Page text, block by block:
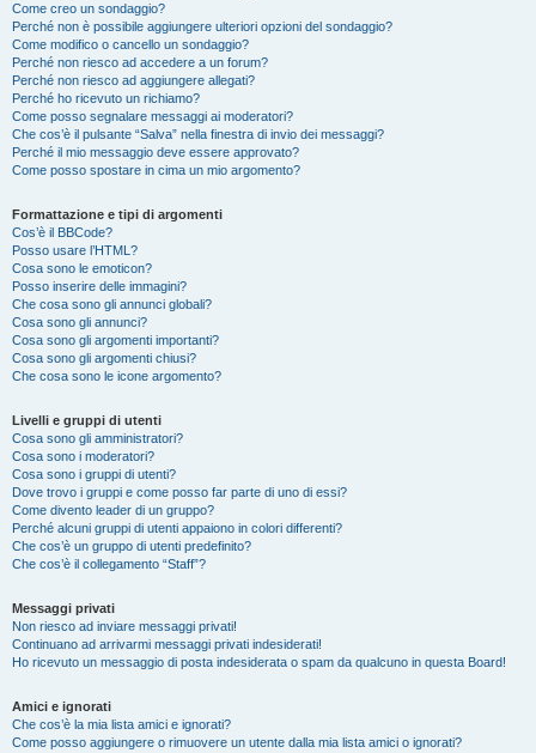
Come creo un sondaggio?
Perché non è possibile aggiungere ulteriori opzioni del sondaggio?
Come modifico o cancello un sondaggio?
Perché non riesco ad accedere a un forum?
Perché non riesco ad aggiungere allegati?
Perché ho ricevuto un richiamo?
Come posso segnalare messaggi ai moderatori?
Che cos’è il pulsante “Salva” nella finestra di invio dei messaggi?
Perché il mio messaggio deve essere approvato?
Come posso spostare in cima un mio argomento?
Formattazione e tipi di argomenti
Cos’è il BBCode?
Posso usare l’HTML?
Cosa sono le emoticon?
Posso inserire delle immagini?
Che cosa sono gli annunci globali?
Cosa sono gli annunci?
Cosa sono gli argomenti importanti?
Cosa sono gli argomenti chiusi?
Che cosa sono le icone argomento?
Livelli e gruppi di utenti
Cosa sono gli amministratori?
Cosa sono i moderatori?
Cosa sono i gruppi di utenti?
Dove trovo i gruppi e come posso far parte di uno di essi?
Come divento leader di un gruppo?
Perché alcuni gruppi di utenti appaiono in colori differenti?
Che cos’è un gruppo di utenti predefinito?
Che cos’è il collegamento “Staff”?
Messaggi privati
Non riesco ad inviare messaggi privati!
Continuano ad arrivarmi messaggi privati indesiderati!
Ho ricevuto un messaggio di posta indesiderata o spam da qualcuno in questa Board!
Amici e ignorati
Che cos’è la mia lista amici e ignorati?
Come posso aggiungere o rimuovere un utente dalla mia lista amici o ignorati?